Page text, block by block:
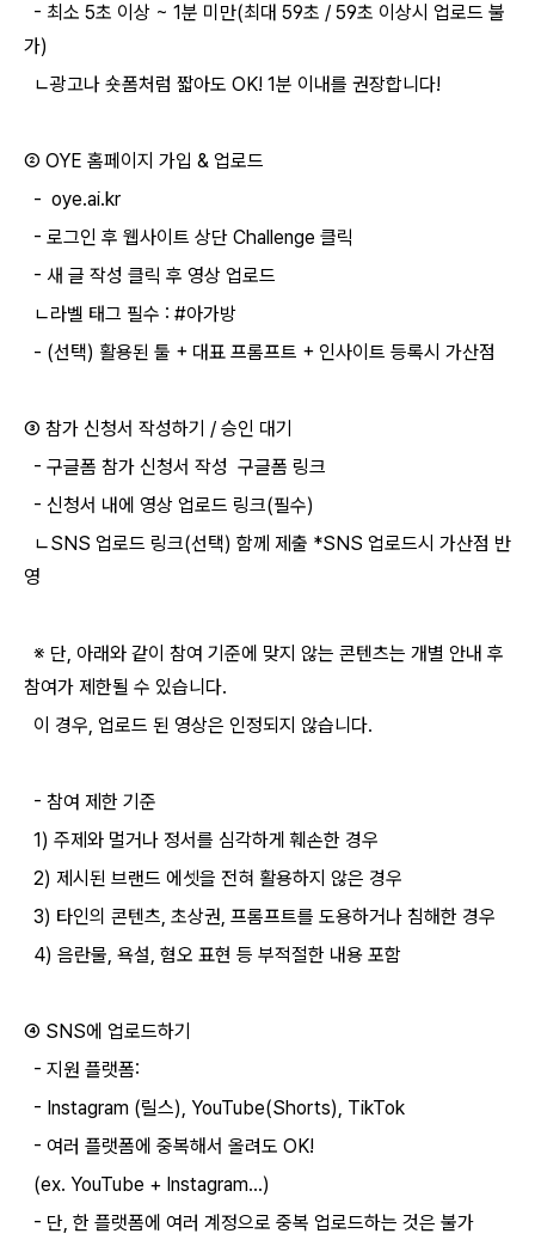
- 최소 5초 이상 ~ 1분 미만(최대 59초 / 59초 이상시 업로드 불
가)
ㄴ광고나 숏폼처럼 짧아도 OK! 1분 이내를 권장합니다!
② OYE 홈페이지 가입 & 업로드
- oye.ai.kr
- 로그인 후 웹사이트 상단 Challenge 클릭
- 새 글 작성 클릭 후 영상 업로드
ㄴ라벨 태그 필수 : #아가방
- (선택) 활용된 툴 + 대표 프롬프트 + 인사이트 등록시 가산점
③ 참가 신청서 작성하기 / 승인 대기
- 구글폼 참가 신청서 작성 구글폼 링크
- 신청서 내에 영상 업로드 링크(필수)
ㄴSNS 업로드 링크(선택) 함께 제출 *SNS 업로드시 가산점 반
영
※ 단, 아래와 같이 참여 기준에 맞지 않는 콘텐츠는 개별 안내 후
참여가 제한될 수 있습니다.
이 경우, 업로드 된 영상은 인정되지 않습니다.
- 참여 제한 기준
1) 주제와 멀거나 정서를 심각하게 훼손한 경우
2) 제시된 브랜드 에셋을 전혀 활용하지 않은 경우
3) 타인의 콘텐츠, 초상권, 프롬프트를 도용하거나 침해한 경우
4) 음란물, 욕설, 혐오 표현 등 부적절한 내용 포함
④ SNS에 업로드하기
- 지원 플랫폼:
- Instagram (릴스), YouTube(Shorts), TikTok
- 여러 플랫폼에 중복해서 올려도 OK!
(ex. YouTube + Instagram…)
- 단, 한 플랫폼에 여러 계정으로 중복 업로드하는 것은 불가